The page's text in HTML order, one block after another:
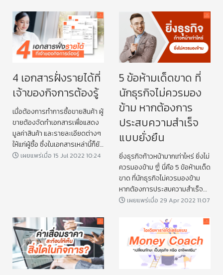
4 เอกสารฝั่งรายได้ที่
เจ้าของกิจการต้องรู้
เมื่อต้องการทำการซื้อขายสินค้า ผู้
ขายต้องจัดทำเอกสารเพื่อแสดง
มูลค่าสินค้า และรายละเอียดต่างๆ
ให้แก่ผู้ซื้อ ซึ่งในเอกสารเหล่านี้ก็ยัง
สามารถเป็นหลักฐานระหว่างการ
เผยแพร่เมื่อ 15 Jul 2022 10:24
5 ข้อห้ามเด็ดขาด ที่
นักธุรกิจไม่ควรมอง
ข้าม หากต้องการ
ประสบความสำเร็จ
แบบยั่งยืน
ยิ่งธุรกิจก้าวหน้ามากเท่าไหร่ ยิ่งไม่
ควรมองข้าม ☝️ นี่คือ 5 ข้อห้ามเด็ด
ขาด ที่นักธุรกิจไม่ควรมองข้าม
หากต้องการประสบความสำเร็จ
แบบยั่งยืน
เผยแพร่เมื่อ 29 Apr 2022 11:07